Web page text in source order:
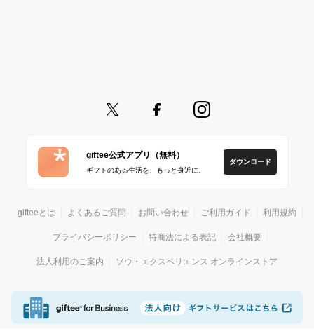
giftee公式アプリ（無料）
ギフトのある生活を、もっと身近に。
ダウンロード
gifteeとは よくあるご質問 お問い合わせ ご利用ガイド 利用規約
プライバシーポリシー 特商法による表記 会社概要
法人利用のご案内 ソウ・エクスペリエンス オンラインストア